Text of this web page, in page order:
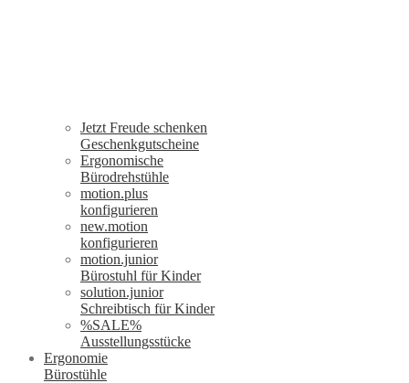
Jetzt Freude schenken
Geschenkgutscheine
Ergonomische
Bürodrehstühle
motion.plus
konfigurieren
new.motion
konfigurieren
motion.junior
Bürostuhl für Kinder
solution.junior
Schreibtisch für Kinder
%SALE%
Ausstellungsstücke
Ergonomie
Bürostühle